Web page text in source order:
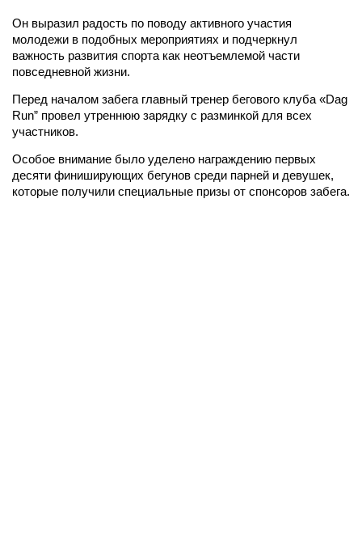
Он выразил радость по поводу активного участия
молодежи в подобных мероприятиях и подчеркнул
важность развития спорта как неотъемлемой части
повседневной жизни.
Перед началом забега главный тренер бегового клуба «Dag
Run” провел утреннюю зарядку с разминкой для всех
участников.
Особое внимание было уделено награждению первых
десяти финиширующих бегунов среди парней и девушек,
которые получили специальные призы от спонсоров забега.